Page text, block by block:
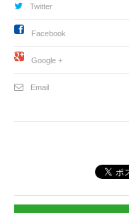
Twitter
Facebook
Google +
Email